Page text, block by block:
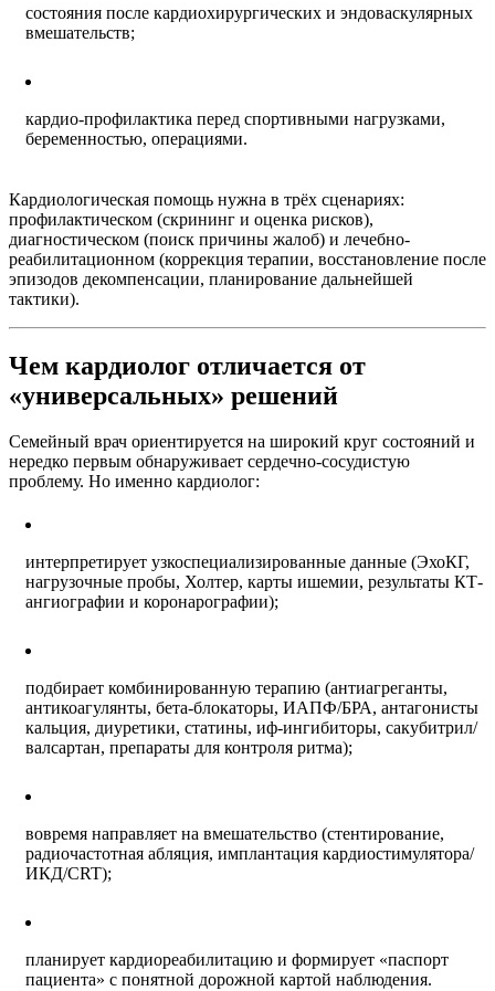
состояния после кардиохирургических и эндоваскулярных
вмешательств;
кардио-профилактика перед спортивными нагрузками,
беременностью, операциями.
Кардиологическая помощь нужна в трёх сценариях:
профилактическом (скрининг и оценка рисков),
диагностическом (поиск причины жалоб) и лечебно-
реабилитационном (коррекция терапии, восстановление после
эпизодов декомпенсации, планирование дальнейшей
тактики).
Чем кардиолог отличается от
«универсальных» решений
Семейный врач ориентируется на широкий круг состояний и
нередко первым обнаруживает сердечно-сосудистую
проблему. Но именно кардиолог:
интерпретирует узкоспециализированные данные (ЭхоКГ,
нагрузочные пробы, Холтер, карты ишемии, результаты КТ-
ангиографии и коронарографии);
подбирает комбинированную терапию (антиагреганты,
антикоагулянты, бета-блокаторы, ИАПФ/БРА, антагонисты
кальция, диуретики, статины, иф-ингибиторы, сакубитрил/
валсартан, препараты для контроля ритма);
вовремя направляет на вмешательство (стентирование,
радиочастотная абляция, имплантация кардиостимулятора/
ИКД/CRT);
планирует кардиореабилитацию и формирует «паспорт
пациента» с понятной дорожной картой наблюдения.